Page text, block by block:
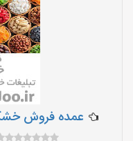
عمده فروش